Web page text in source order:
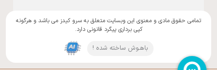
تمامی حقوق مادی و معنوی این وبسایت متعلق به سرو کیدز می باشد و هرگونه
کپی برداری پیگرد قانونی دارد.
باهـوش ساخته شده !